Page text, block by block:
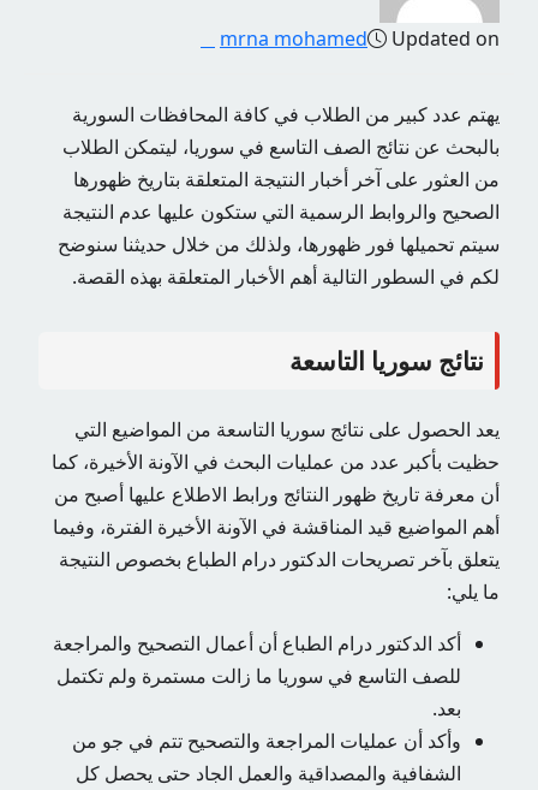
mrna mohamed Updated on
يهتم عدد كبير من الطلاب في كافة المحافظات السورية
بالبحث عن نتائج الصف التاسع في سوريا، ليتمكن الطلاب
من العثور على آخر أخبار النتيجة المتعلقة بتاريخ ظهورها
الصحيح والروابط الرسمية التي ستكون عليها عدم النتيجة
سيتم تحميلها فور ظهورها، ولذلك من خلال حديثنا سنوضح
لكم في السطور التالية أهم الأخبار المتعلقة بهذه القصة.
نتائج سوريا التاسعة
يعد الحصول على نتائج سوريا التاسعة من المواضيع التي
حظيت بأكبر عدد من عمليات البحث في الآونة الأخيرة، كما
أن معرفة تاريخ ظهور النتائج ورابط الاطلاع عليها أصبح من
أهم المواضيع قيد المناقشة في الآونة الأخيرة الفترة، وفيما
يتعلق بآخر تصريحات الدكتور درام الطباع بخصوص النتيجة
ما يلي:
أكد الدكتور درام الطباع أن أعمال التصحيح والمراجعة
للصف التاسع في سوريا ما زالت مستمرة ولم تكتمل
بعد.
وأكد أن عمليات المراجعة والتصحيح تتم في جو من
الشفافية والمصداقية والعمل الجاد حتى يحصل كل